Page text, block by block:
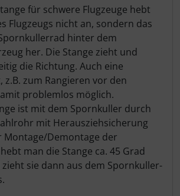
für schwere Flugzeuge hebt
Flugzeugs nicht an, sondern das
hinter dem
her. Die Stange zieht und
die Richtung. Auch eine
z.B. zum Rangieren vor den
problemlos möglich.
ist mit dem Spornkuller durch
mit Herausziehsicherung
Montage/Demontage der
man die Stange ca. 45 Grad
sie dann aus dem Spornkuller-